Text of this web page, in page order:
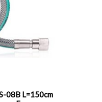
08B L=150cm